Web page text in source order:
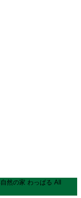
然の家 わっぱる All